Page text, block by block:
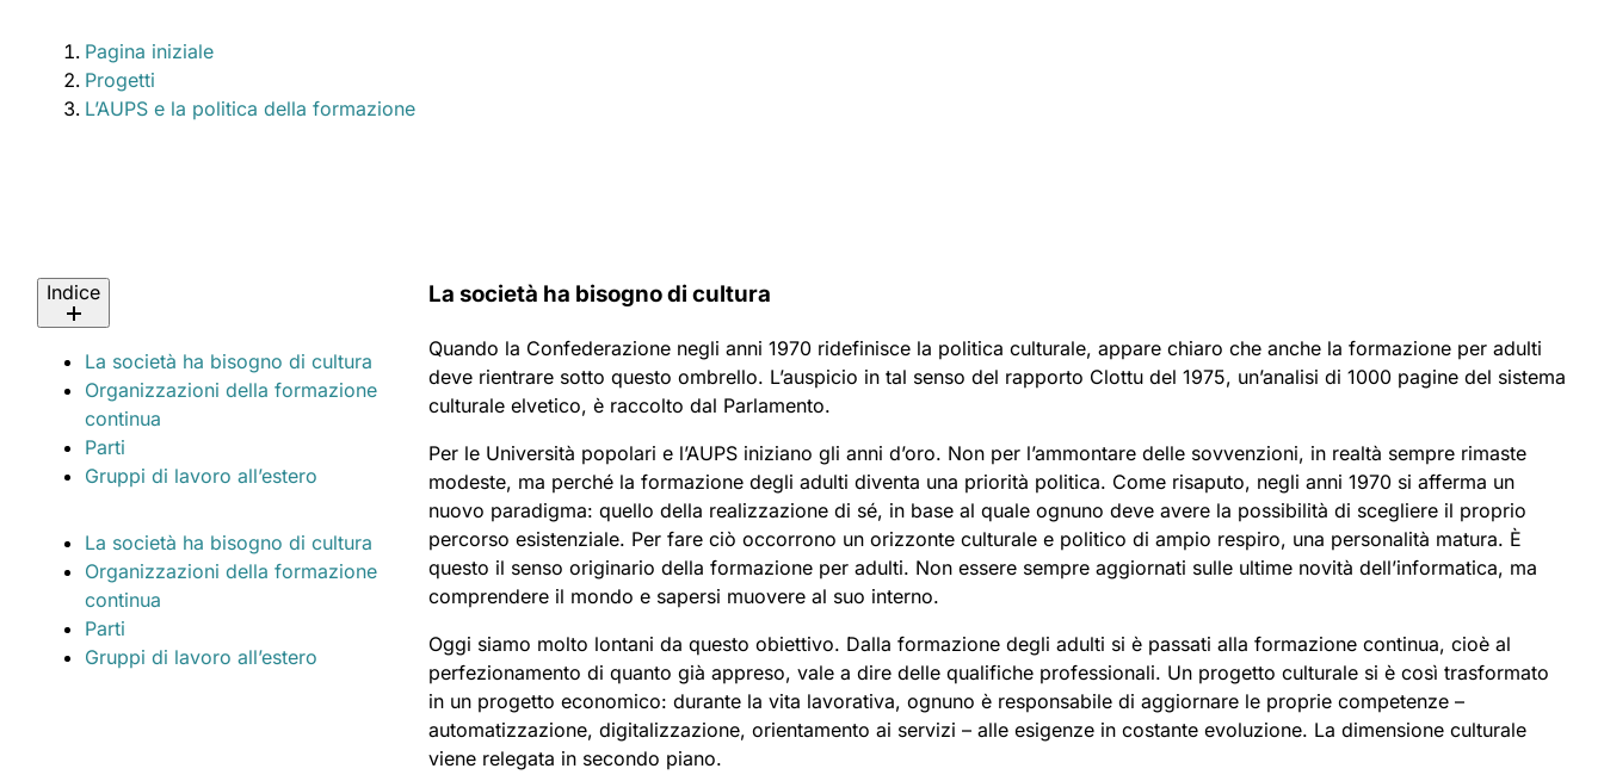
Pagina iniziale
Progetti
L’AUPS e la politica della formazione
Indice
La società ha bisogno di cultura
Organizzazioni della formazione
continua
Parti
Gruppi di lavoro all’estero
La società ha bisogno di cultura
Organizzazioni della formazione
continua
Parti
Gruppi di lavoro all’estero
La società ha bisogno di cultura
Quando la Confederazione negli anni 1970 ridefinisce la politica culturale, appare chiaro che anche la formazione per adulti
deve rientrare sotto questo ombrello. L’auspicio in tal senso del rapporto Clottu del 1975, un’analisi di 1000 pagine del sistema
culturale elvetico, è raccolto dal Parlamento.
Per le Università popolari e l’AUPS iniziano gli anni d’oro. Non per l’ammontare delle sovvenzioni, in realtà sempre rimaste
modeste, ma perché la formazione degli adulti diventa una priorità politica. Come risaputo, negli anni 1970 si afferma un
nuovo paradigma: quello della realizzazione di sé, in base al quale ognuno deve avere la possibilità di scegliere il proprio
percorso esistenziale. Per fare ciò occorrono un orizzonte culturale e politico di ampio respiro, una personalità matura. È
questo il senso originario della formazione per adulti. Non essere sempre aggiornati sulle ultime novità dell’informatica, ma
comprendere il mondo e sapersi muovere al suo interno.
Oggi siamo molto lontani da questo obiettivo. Dalla formazione degli adulti si è passati alla formazione continua, cioè al
perfezionamento di quanto già appreso, vale a dire delle qualifiche professionali. Un progetto culturale si è così trasformato
in un progetto economico: durante la vita lavorativa, ognuno è responsabile di aggiornare le proprie competenze –
automatizzazione, digitalizzazione, orientamento ai servizi – alle esigenze in costante evoluzione. La dimensione culturale
viene relegata in secondo piano.